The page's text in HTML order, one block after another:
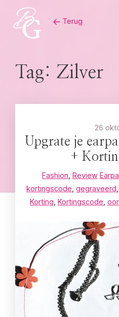
content
Terug
Tag: Zilver
26
Upgrate je
+
Fashion Review
kortingscode gegraveerd
Korting Kortingscode